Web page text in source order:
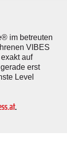
im betreuten
VIBES
auf
erst
Level
.